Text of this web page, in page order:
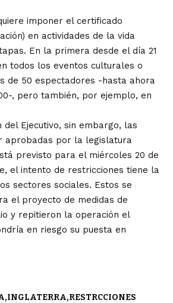
imponer el certificado
en actividades de la vida
En la primera desde el día 21
todos los eventos culturales o
de 50 espectadores -hasta ahora
, pero también, por ejemplo, en
Ejecutivo, sin embargo, las
aprobadas por la legislatura
previsto para el miércoles 20 de
el intento de restricciones tiene la
sectores sociales. Estos se
el proyecto de medidas de
y repitieron la operación el
en riesgo su puesta en
INGLATERRA RESTRCCIONES